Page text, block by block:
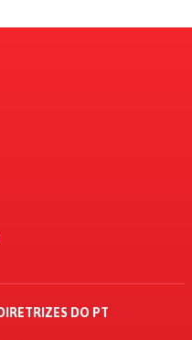
DIRETRIZES DO PT